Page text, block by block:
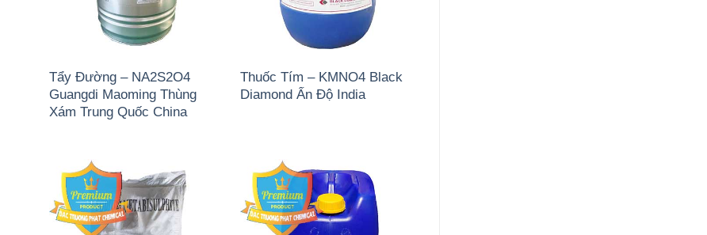
Tẩy Đường – NA2S2O4
Guangdi Maoming Thùng
Xám Trung Quốc China
Thuốc Tím – KMNO4 Black
Diamond Ấn Độ India